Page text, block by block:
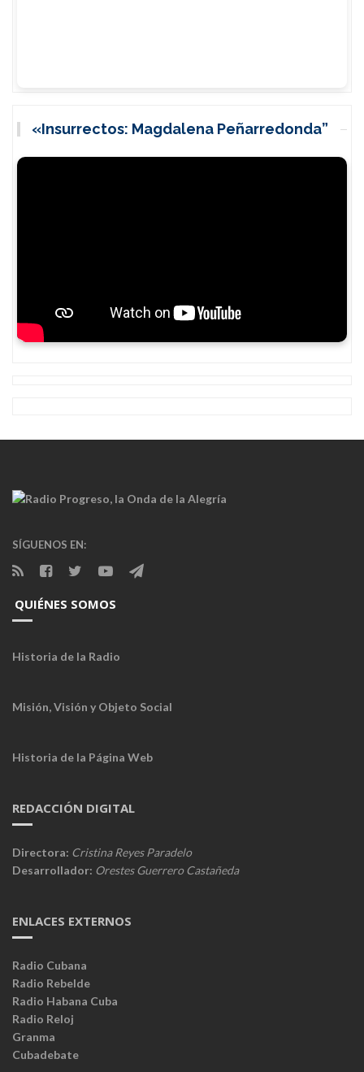
«Insurrectos: Magdalena Peñarredonda”
SÍGUENOS EN:
QUIÉNES SOMOS
Historia de la Radio
Misión, Visión y Objeto Social
Historia de la Página Web
REDACCIÓN DIGITAL
Directora: Cristina Reyes Paradelo
Desarrollador: Orestes Guerrero Castañeda
ENLACES EXTERNOS
Radio Cubana
Radio Rebelde
Radio Habana Cuba
Radio Reloj
Granma
Cubadebate